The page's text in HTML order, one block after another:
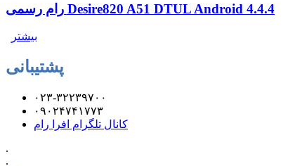
رام رسمی Desire820 A51 DTUL Android 4.4.4
بیشتر
پشتیبانی
۰۲۳-۳۲۲۳۹۷۰۰
۰۹۰۲۴۷۴۱۷۷۳
کانال تلگرام افرا رام
.
.